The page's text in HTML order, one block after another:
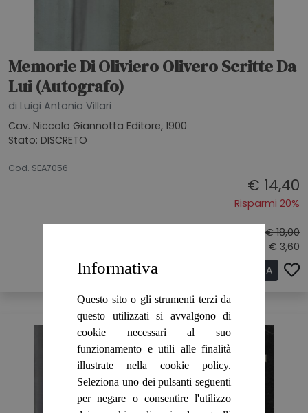
Memorie Di Oliviero Olivero Scritte Da
Lui (Autografo)
di Luigi Antonio Villari
Cav. Niccolo Giannotta Editore, 1900
Stato: DISCRETO
Cod. SEA7056
€ 14,40
Risparmi 20%
€ 18,00
Sconto: € 3,60
ACQUISTA
Informativa
Questo sito o gli strumenti terzi da
questo utilizzati si avvalgono di
cookie necessari al suo
funzionamento e utili alle finalità
illustrate nella cookie policy.
Seleziona uno dei pulsanti seguenti
per negare o consentire l'utilizzo